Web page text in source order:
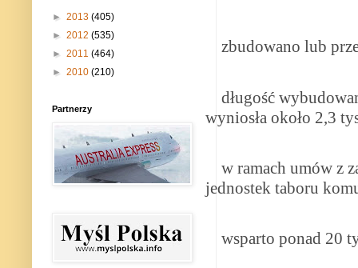
zbudowano lub
długość
wyniosła około 2,3
w ramach umów z
jednostek taboru
wsparto ponad 20
► 2013 (405)
► 2012 (535)
► 2011 (464)
► 2010 (210)
Partnerzy